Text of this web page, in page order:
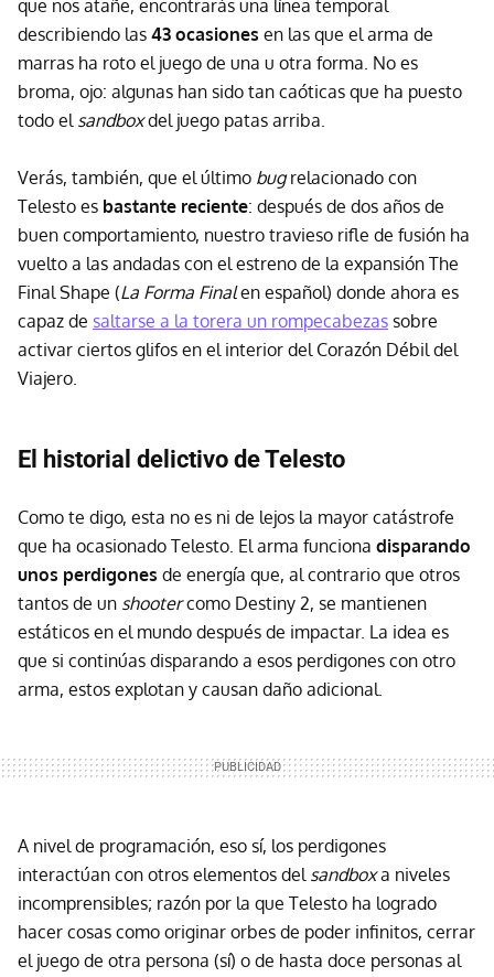
que nos atañe, encontrarás una línea temporal
describiendo las 43 ocasiones en las que el arma de
marras ha roto el juego de una u otra forma. No es
broma, ojo: algunas han sido tan caóticas que ha puesto
todo el sandboxdel juego patas arriba.
Verás, también, que el último bugrelacionado con
Telesto es bastante reciente: después de dos años de
buen comportamiento, nuestro travieso rifle de fusión ha
vuelto a las andadas con el estreno de la expansión The
Final Shape (La Forma Finalen español) donde ahora es
capaz de saltarse a la torera un rompecabezas sobre
activar ciertos glifos en el interior del Corazón Débil del
Viajero.
El historial delictivo de Telesto
Como te digo, esta no es ni de lejos la mayor catástrofe
que ha ocasionado Telesto. El arma funciona disparando
unos perdigones de energía que, al contrario que otros
tantos de un shootercomo Destiny 2, se mantienen
estáticos en el mundo después de impactar. La idea es
que si continúas disparando a esos perdigones con otro
arma, estos explotan y causan daño adicional.
A nivel de programación, eso sí, los perdigones
interactúan con otros elementos del sandboxa niveles
incomprensibles; razón por la que Telesto ha logrado
hacer cosas como originar orbes de poder infinitos, cerrar
el juego de otra persona (sí) o de hasta doce personas al